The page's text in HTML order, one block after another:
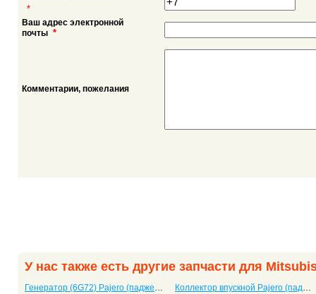
*
Ваш адрес электронной
почты *
Комментарии, пожелания
У нас также есть другие запчасти для
Генератор (6G72) Pajero (паджеро) 2, II Коллектор впускной Pajero (паджеро) 2, II, двигатель 4M40